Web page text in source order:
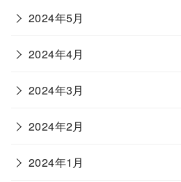
2024年5月
2024年4月
2024年3月
2024年2月
2024年1月